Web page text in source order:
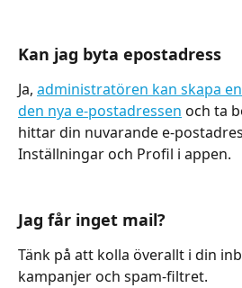
Kan jag byta epostadress
Ja, administratören kan skapa
den nya e-postadressen och ta
hittar din nuvarande e-
Inställningar och Profil i appen.
Jag får inget mail?
Tänk på att kolla överallt i din
kampanjer och spam-filtret.